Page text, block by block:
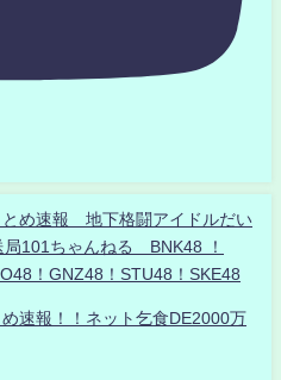
め速報 地下格闘アイドルだい
101ちゃんねる BNK48 ！
！GNZ48！STU48！SKE48
速報！！ネット乞食DE2000万